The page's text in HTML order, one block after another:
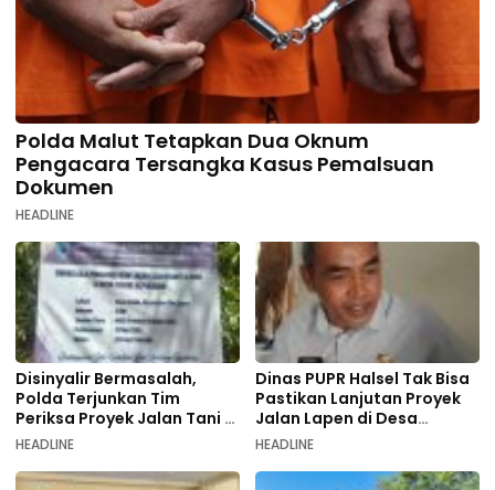
Polda Malut Tetapkan Dua Oknum
Pengacara Tersangka Kasus Pemalsuan
Dokumen
HEADLINE
Disinyalir Bermasalah,
Polda Terjunkan Tim
Periksa Proyek Jalan Tani di
Galala
HEADLINE
Dinas PUPR Halsel Tak Bisa
Pastikan Lanjutan Proyek
Jalan Lapen di Desa
Sambiki
HEADLINE